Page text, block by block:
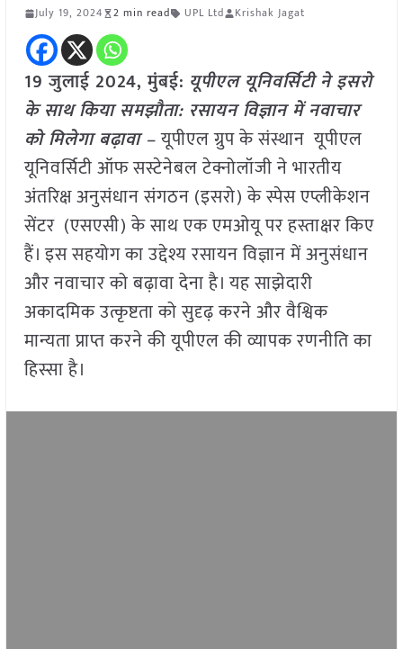
July 19, 2024 2 min read UPL Ltd Krishak Jagat
19 जुलाई 2024,मुंबई: यूपीएल यूनिवर्सिटी ने इसरो
के साथ किया समझौता: रसायन विज्ञान में नवाचार
को मिलेगा बढ़ावा –यूपीएल ग्रुप के संस्थान यूपीएल
यूनिवर्सिटी ऑफ सस्टेनेबल टेक्नोलॉजी ने भारतीय
अंतरिक्ष अनुसंधान संगठन (इसरो) के स्पेस एप्लीकेशन
सेंटर (एसएसी) के साथ एक एमओयू पर हस्ताक्षर किए
हैं। इस सहयोग का उद्देश्य रसायन विज्ञान में अनुसंधान
और नवाचार को बढ़ावा देना है। यह साझेदारी
अकादमिक उत्कृष्टता को सुदृढ़ करने और वैश्विक
मान्यता प्राप्त करने की यूपीएल की व्यापक रणनीति का
हिस्सा है।